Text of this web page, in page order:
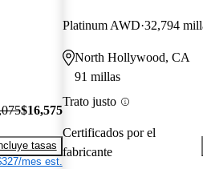
$16,575
tasas
mes est.
Platinum AWD 32,794
North Hollywood, CA
91 millas
Trato justo
Certificados por el
fabricante